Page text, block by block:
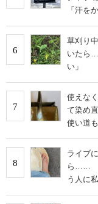
「汗を
6
草刈り
いたら
い」
7
使えな
て染め
使い道
8
ライブ
ら……
う人に